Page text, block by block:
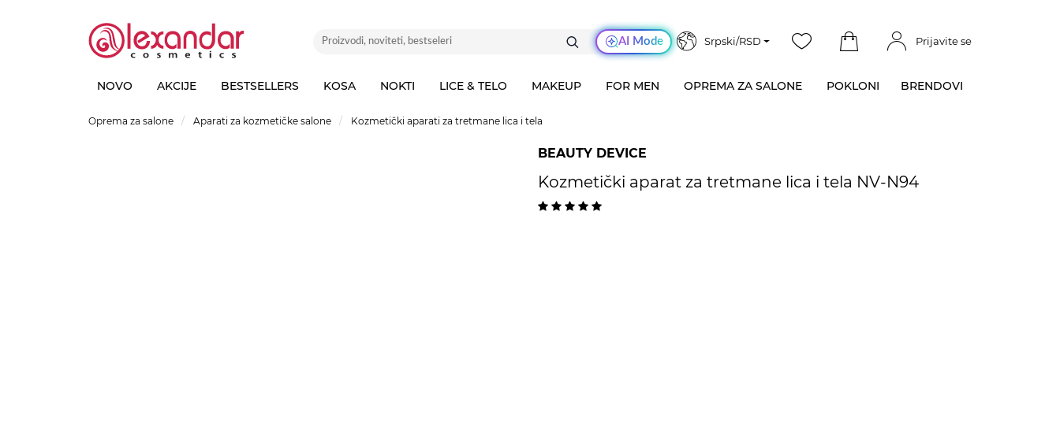
AI Mode Srpski/RSD Prijavite se
NOVO AKCIJE BESTSELLERS KOSA NOKTI LICE & TELO MAKEUP FOR MEN OPREMA ZA SALONE POKLONI BRENDOVI
Oprema za salone Aparati za kozmetičke salone Kozmetički aparati za tretmane lica i tela
BEAUTY DEVICE
Kozmetički aparat za tretmane lica i tela NV-N94